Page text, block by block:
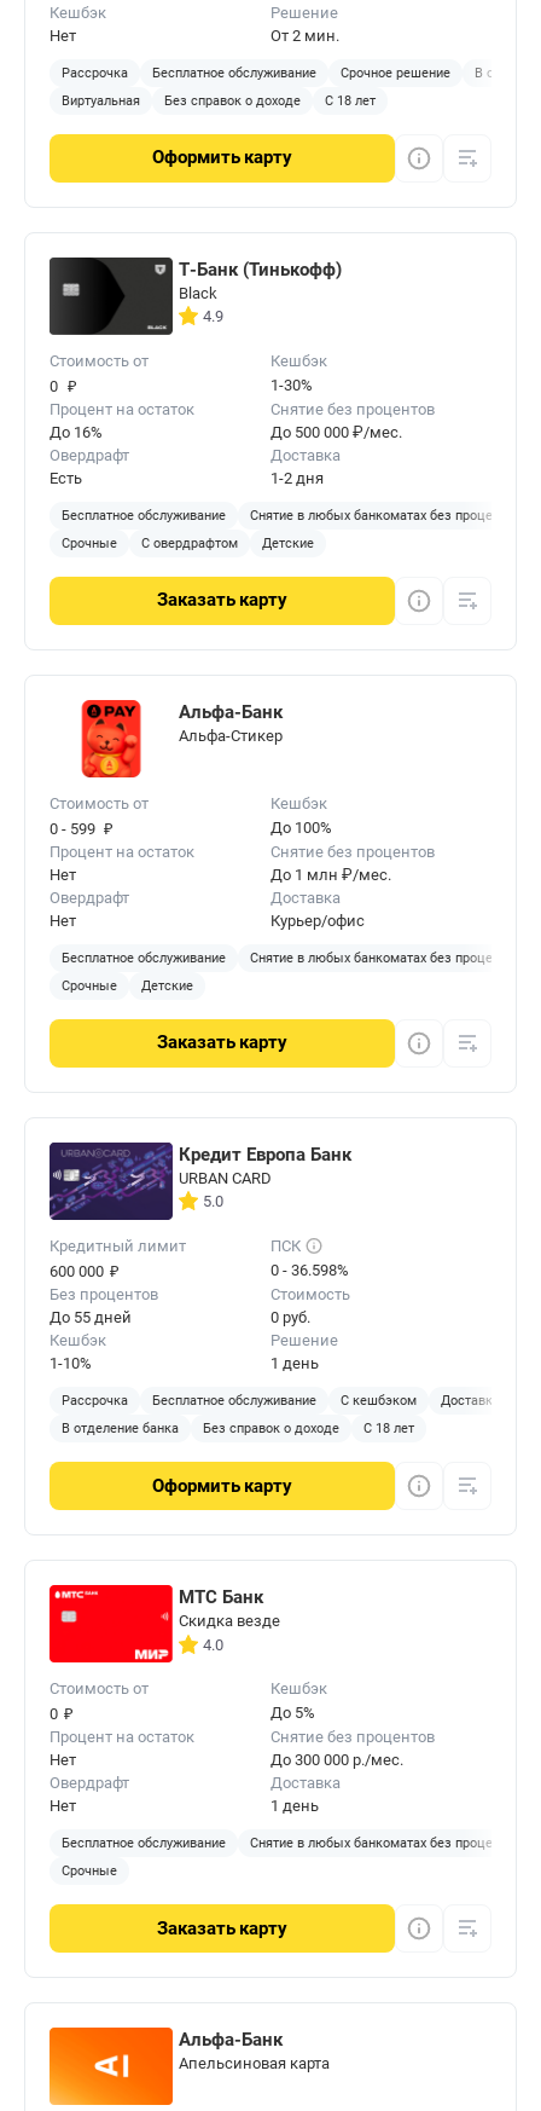
Кешбэк
Нет
Решение
От 2 мин.
Рассрочка Бесплатное обслуживание Срочное решение
В
Виртуальная
Без справок о доходе С 18 лет
Оформить карту
Т-Банк (Тинькофф)
Black
4.9
Стоимость от
0 ₽
Кешбэк
1-30%
Процент на остаток
До 16%
Снятие без процентов
До 500 000 ₽/мес.
Овердрафт
Есть
Доставка
1-2 дня
Бесплатное обслуживание
Снятие в любых банкоматах без процентов
Срочные
С овердрафтом Детские
Заказать карту
Альфа-Банк
Альфа-Стикер
Стоимость от
0 - 599 ₽
Кешбэк
До 100%
Процент на остаток
Нет
Снятие без процентов
До 1 млн ₽/мес.
Овердрафт
Нет
Доставка
Курьер/офис
Бесплатное обслуживание
Снятие в любых банкоматах без процентов
Срочные
Детские
Заказать карту
Кредит Европа Банк
URBAN CARD
5.0
Кредитный лимит
600 000 ₽
ПСК
0 - 36.598%
Без процентов
До 55 дней
Стоимость
0 руб.
Кешбэк
1-10%
Решение
1 день
Рассрочка Бесплатное обслуживание С кешбэком
Доставка на
В отделение банка
Без справок о доходе С 18 лет
Оформить карту
МТС Банк
Скидка везде
4.0
Стоимость от
0 ₽
Кешбэк
До 5%
Процент на остаток
Нет
Снятие без процентов
До 300 000 р./мес.
Овердрафт
Нет
Доставка
1 день
Бесплатное обслуживание
Снятие в любых банкоматах без процентов
Срочные
Заказать карту
Альфа-Банк
Апельсиновая карта